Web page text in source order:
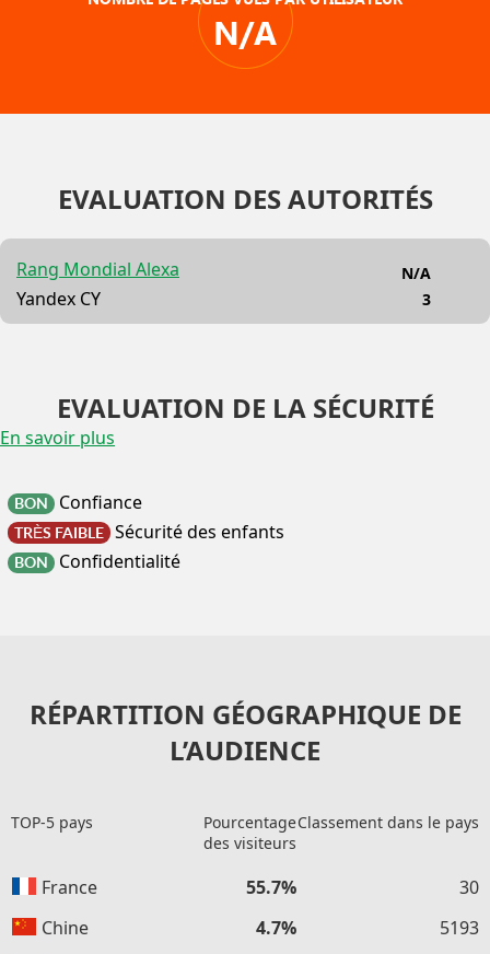
N/A
EVALUATION DES AUTORITÉS
Rang Mondial Alexa
Yandex CY
N/A
3
EVALUATION DE LA SÉCURITÉ
En savoir plus
BON Confiance
TRÈS FAIBLE Sécurité des enfants
BON Confidentialité
RÉPARTITION GÉOGRAPHIQUE DE
L’AUDIENCE
TOP-5 pays
Pourcentage
des visiteurs
Classement dans le pays
France 55.7%
30
Chine
4.7%
5193